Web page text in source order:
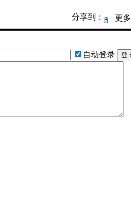
分享到： 更多
自动登录